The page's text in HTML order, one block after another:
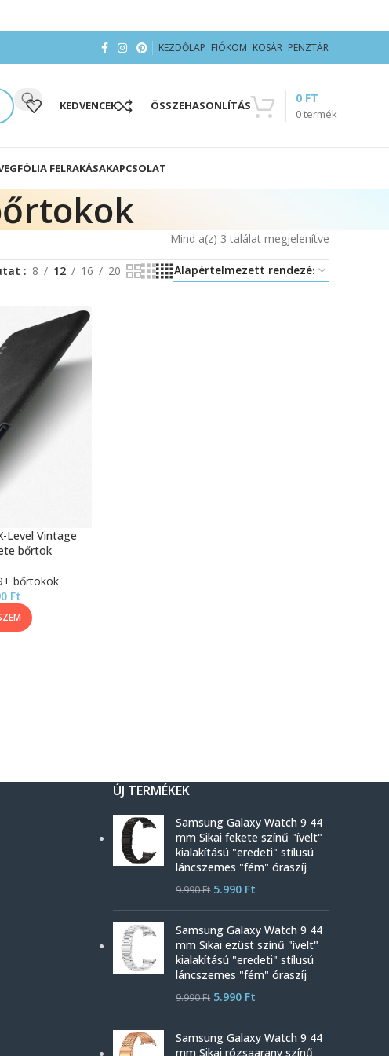
KEZDŐLAP FIÓKOM KOSÁR PÉNZTÁR
KEDVENCEK ÖSSZEHASONLÍTÁS
0termék
0 FT
FELRAKÁSAKAPCSOLAT
Mind a(z) 3 találat megjelenítve
8 12 16 20
Level Vintage
bőrtok
bőrtokok
Ft
ÚJ TERMÉKEK
Samsung Galaxy Watch 9 44
mm Sikai fekete színű "ívelt"
kialakítású "eredeti" stílusú
láncszemes "fém" óraszíj
9.990Ft 5.990 Ft
Samsung Galaxy Watch 9 44
mm Sikai ezüst színű "ívelt"
kialakítású "eredeti" stílusú
láncszemes "fém" óraszíj
9.990Ft 5.990 Ft
Samsung Galaxy Watch 9 44
mm Sikai rózsaarany színű